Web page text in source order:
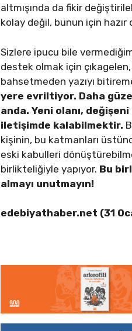
altmışında da fikir
kolay değil, bunun için
Sizlere ipucu bile
destek olmak için
bahsetmeden yazıyı
yere evriltiyor. Daha
anda. Yeni olanı,
iletişimde kalabilmektir.
kişinin, bu katmanları
eski kabulleri
birlikteliğiyle yapıyor. Bu
almayı unutmayın!
edebiyathaber.net (31